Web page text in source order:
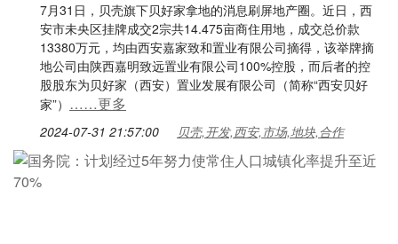
7月31日，贝壳旗下贝好家拿地的消息刷屏地产圈。近日，西
安市未央区挂牌成交2宗共14.475亩商住用地，成交总价款
13380万元，均由西安嘉家致和置业有限公司摘得，该举牌摘
地公司由陕西嘉明致远置业有限公司100%控股，而后者的控
股股东为贝好家（西安）置业发展有限公司（简称“西安贝好
家”） ……更多
2024-07-31 21:57:00 贝壳,开发,西安,市场,地块,合作